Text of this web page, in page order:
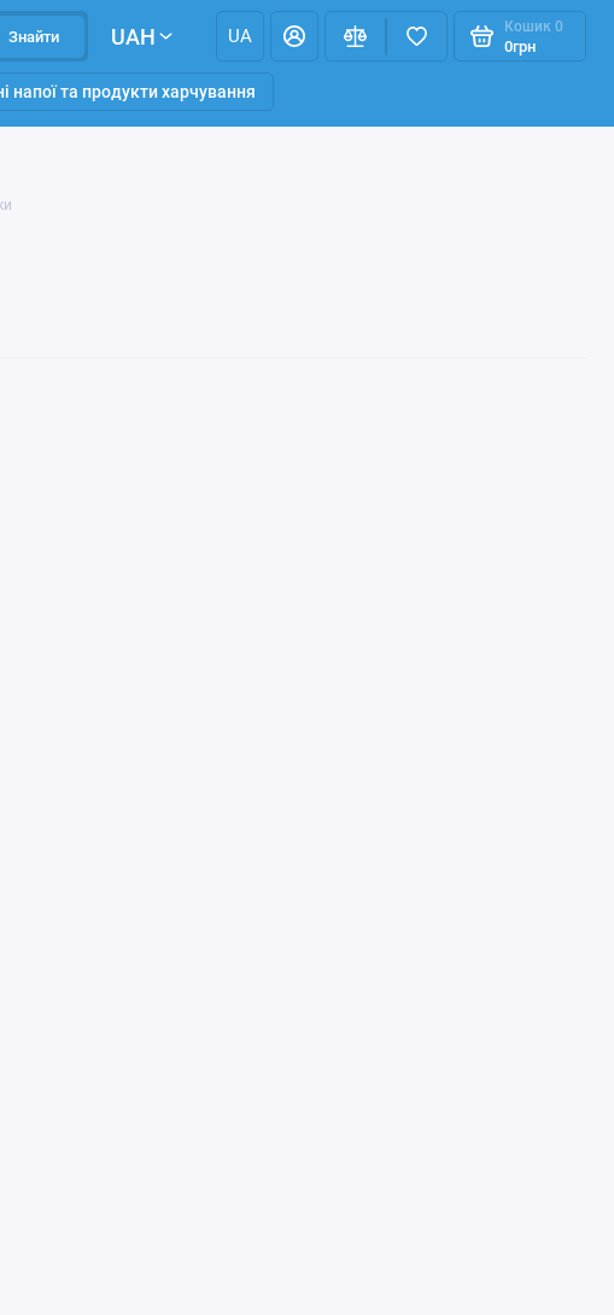
Знайти UAH UA Кошик 0
0грн
напої та продукти харчування